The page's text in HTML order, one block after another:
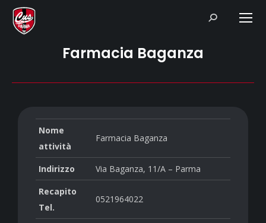
Search:
Farmacia Baganza
Nome
attività
Farmacia Baganza
Indirizzo
Via Baganza, 11/A – Parma
Recapito
Tel.
0521964022